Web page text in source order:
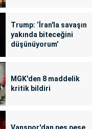
Trump: ‘İran'la savaşın
yakında biteceğini
düşünüyorum’
MGK'den 8 maddelik
kritik bildiri